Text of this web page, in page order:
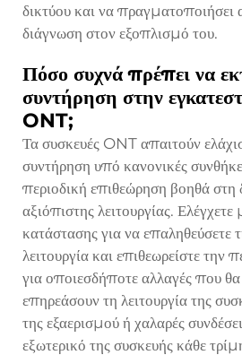
δικτύου και να
διάγνωση στον εξοπλισμό του.
Πόσο συχνά πρέπει να
συντήρηση στην
ONT;
Τα συσκευές ONT απαιτούν
συντήρηση υπό κανονικές
περιοδική επιθεώρηση βοηθά στη
αξιόπιστης λειτουργίας. Ελέγχετε
κατάστασης για να επαληθεύσετε
λειτουργία και επιθεωρείστε την
για οποιεσδήποτε αλλαγές που
επηρεάσουν τη λειτουργία της
της εξαερισμού ή χαλαρές
εξωτερικό της συσκευής κάθε